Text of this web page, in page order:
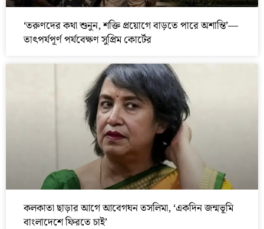
‘তরুণদের কথা শুনুন, শক্তি প্রয়োগে বাড়তে পারে অশান্তি’—
তাৎপর্যপূর্ণ পর্যবেক্ষণ সুপ্রিম কোর্টের
কলকাতা ছাড়ার আগে আবেগঘন তসলিমা, ‘একদিন জন্মভূমি
বাংলাদেশে ফিরতে চাই’